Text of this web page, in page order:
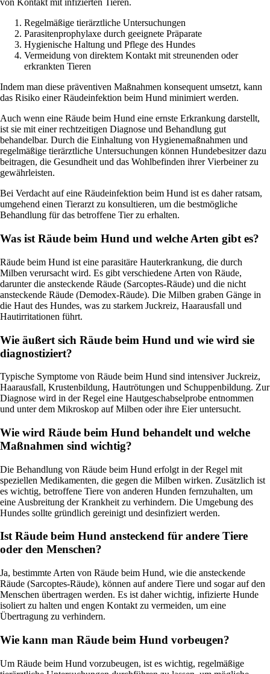
von Kontakt mit infizierten Tieren.
Regelmäßige tierärztliche Untersuchungen
Parasitenprophylaxe durch geeignete Präparate
Hygienische Haltung und Pflege des Hundes
Vermeidung von direktem Kontakt mit streunenden oder
erkrankten Tieren
Indem man diese präventiven Maßnahmen konsequent umsetzt, kann
das Risiko einer Räudeinfektion beim Hund minimiert werden.
Auch wenn eine Räude beim Hund eine ernste Erkrankung darstellt,
ist sie mit einer rechtzeitigen Diagnose und Behandlung gut
behandelbar. Durch die Einhaltung von Hygienemaßnahmen und
regelmäßige tierärztliche Untersuchungen können Hundebesitzer dazu
beitragen, die Gesundheit und das Wohlbefinden ihrer Vierbeiner zu
gewährleisten.
Bei Verdacht auf eine Räudeinfektion beim Hund ist es daher ratsam,
umgehend einen Tierarzt zu konsultieren, um die bestmögliche
Behandlung für das betroffene Tier zu erhalten.
Was ist Räude beim Hund und welche Arten gibt es?
Räude beim Hund ist eine parasitäre Hauterkrankung, die durch
Milben verursacht wird. Es gibt verschiedene Arten von Räude,
darunter die ansteckende Räude (Sarcoptes-Räude) und die nicht
ansteckende Räude (Demodex-Räude). Die Milben graben Gänge in
die Haut des Hundes, was zu starkem Juckreiz, Haarausfall und
Hautirritationen führt.
Wie äußert sich Räude beim Hund und wie wird sie
diagnostiziert?
Typische Symptome von Räude beim Hund sind intensiver Juckreiz,
Haarausfall, Krustenbildung, Hautrötungen und Schuppenbildung. Zur
Diagnose wird in der Regel eine Hautgeschabselprobe entnommen
und unter dem Mikroskop auf Milben oder ihre Eier untersucht.
Wie wird Räude beim Hund behandelt und welche
Maßnahmen sind wichtig?
Die Behandlung von Räude beim Hund erfolgt in der Regel mit
speziellen Medikamenten, die gegen die Milben wirken. Zusätzlich ist
es wichtig, betroffene Tiere von anderen Hunden fernzuhalten, um
eine Ausbreitung der Krankheit zu verhindern. Die Umgebung des
Hundes sollte gründlich gereinigt und desinfiziert werden.
Ist Räude beim Hund ansteckend für andere Tiere
oder den Menschen?
Ja, bestimmte Arten von Räude beim Hund, wie die ansteckende
Räude (Sarcoptes-Räude), können auf andere Tiere und sogar auf den
Menschen übertragen werden. Es ist daher wichtig, infizierte Hunde
isoliert zu halten und engen Kontakt zu vermeiden, um eine
Übertragung zu verhindern.
Wie kann man Räude beim Hund vorbeugen?
Um Räude beim Hund vorzubeugen, ist es wichtig, regelmäßige